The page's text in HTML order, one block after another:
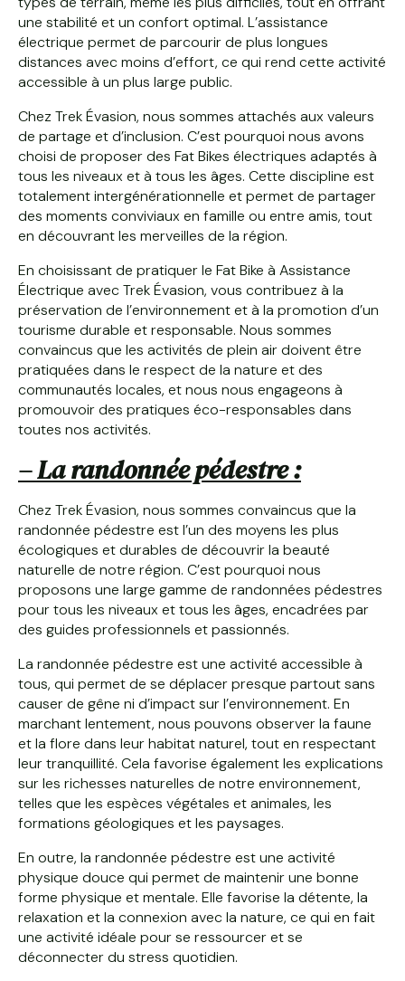
une stabilité et un confort optimal. L’assistance
électrique permet de parcourir de plus longues
distances avec moins d’effort, ce qui rend cette activité
accessible à un plus large public.
Chez Trek Évasion, nous sommes attachés aux valeurs
de partage et d’inclusion. C’est pourquoi nous avons
choisi de proposer des Fat Bikes électriques adaptés à
tous les niveaux et à tous les âges. Cette discipline est
totalement intergénérationnelle et permet de partager
des moments conviviaux en famille ou entre amis, tout
en découvrant les merveilles de la région.
En choisissant de pratiquer le Fat Bike à Assistance
Électrique avec Trek Évasion, vous contribuez à la
préservation de l’environnement et à la promotion d’un
tourisme durable et responsable. Nous sommes
convaincus que les activités de plein air doivent être
pratiquées dans le respect de la nature et des
communautés locales, et nous nous engageons à
promouvoir des pratiques éco-responsables dans
toutes nos activités.
– La randonnée pédestre :
Chez Trek Évasion, nous sommes convaincus que la
randonnée pédestre est l’un des moyens les plus
écologiques et durables de découvrir la beauté
naturelle de notre région. C’est pourquoi nous
proposons une large gamme de randonnées pédestres
pour tous les niveaux et tous les âges, encadrées par
des guides professionnels et passionnés.
La randonnée pédestre est une activité accessible à
tous, qui permet de se déplacer presque partout sans
causer de gêne ni d’impact sur l’environnement. En
marchant lentement, nous pouvons observer la faune
et la flore dans leur habitat naturel, tout en respectant
leur tranquillité. Cela favorise également les explications
sur les richesses naturelles de notre environnement,
telles que les espèces végétales et animales, les
formations géologiques et les paysages.
En outre, la randonnée pédestre est une activité
physique douce qui permet de maintenir une bonne
forme physique et mentale. Elle favorise la détente, la
relaxation et la connexion avec la nature, ce qui en fait
une activité idéale pour se ressourcer et se
déconnecter du stress quotidien.